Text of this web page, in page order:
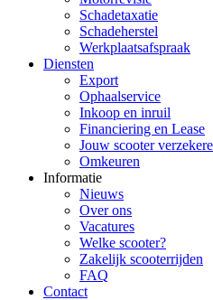
Schadetaxatie
Schadeherstel
Werkplaatsafspraak
Diensten
Export
Ophaalservice
Inkoop en inruil
Financiering en Lease
Jouw scooter
Omkeuren
Informatie
Nieuws
Over ons
Vacatures
Welke scooter?
Zakelijk scooterrijden
FAQ
Contact